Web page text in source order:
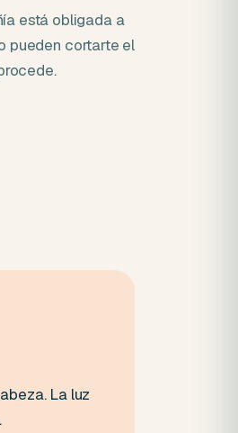
está obligada a
pueden cortarte el
La luz